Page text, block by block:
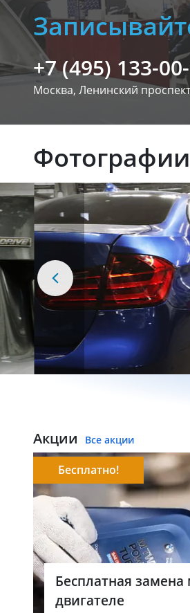
+7 (495) 133-
Москва, Ленинский
Акции Все акции
Бесплатная замена
двигателе
Бесплатно!